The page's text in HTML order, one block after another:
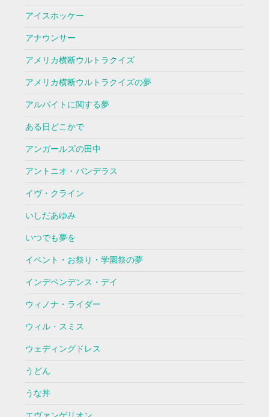
アイスホッケー
アナウンサー
アメリカ横断ウルトラクイズ
アメリカ横断ウルトラクイズの夢
アルバイトに関する夢
ある日どこかで
アンガールズの田中
アントニオ・バンデラス
イヴ・クライン
いしだあゆみ
いつでも夢を
イベント・お祭り・学園祭の夢
インデペンデンス・デイ
ウィノナ・ライダー
ウィル・スミス
ウェディングドレス
うどん
うな丼